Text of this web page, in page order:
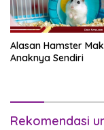
Alasan Hamster
Anaknya Sendiri
Rekomendasi